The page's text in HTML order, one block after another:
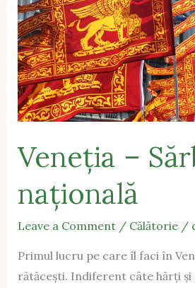
Veneția –
națională
Leave a Comment / Călătorie/
Primul lucru pe care îl faci în
rătăcești. Indiferent câte hărți
națională